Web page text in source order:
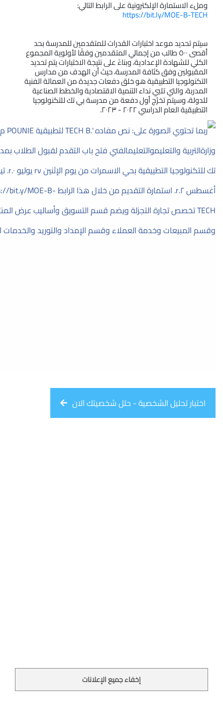
وملء الاستمارة الإلكترونية على الرابط التالي:
https://bit.ly/MOE-B-TECH
الكلي للشهادة الإعدادية، وبناءً على نتيجة الاختبارات يتم تحديد
التطبيقية العام الدراسي ٢٠٢٢ - ٢٠٢٣.
اختبار تحليل الشخصية - حلل شخصيتك الان
إخفاء جميع الإعلانات